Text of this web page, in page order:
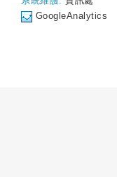
GoogleAnalytics